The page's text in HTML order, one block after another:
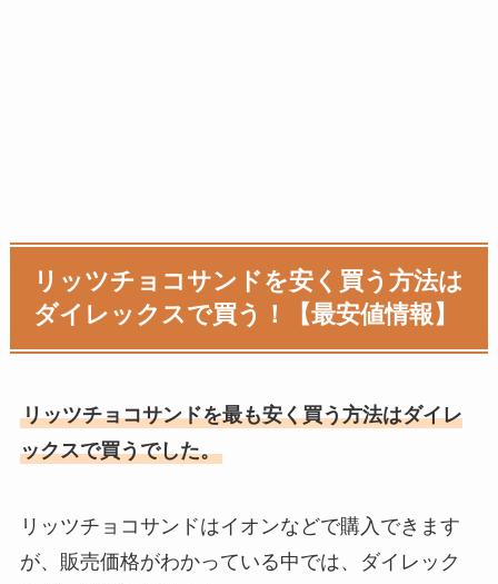
リッツチョコサンドを安く買う方法は
ダイレックスで買う！【最安値情報】
リッツチョコサンドを最も安く買う方法はダイレ
ックスで買うでした。
リッツチョコサンドはイオンなどで購入できます
が、販売価格がわかっている中では、ダイレック